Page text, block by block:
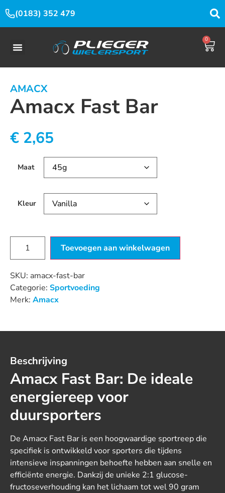
(0183) 352 479
0
AMACX
Amacx Fast Bar
€ 2,65
Maat
Kleur
Toevoegen aan winkelwagen
SKU: amacx-fast-bar
Categorie: Sportvoeding
Merk: Amacx
Beschrijving
Amacx Fast Bar: De ideale
energiereep voor
duursporters
De Amacx Fast Bar is een hoogwaardige sportreep die
specifiek is ontwikkeld voor sporters die tijdens
intensieve inspanningen behoefte hebben aan snelle en
efficiënte energie. Dankzij de unieke 2:1 glucose-
fructoseverhouding kan het lichaam tot wel 90 gram